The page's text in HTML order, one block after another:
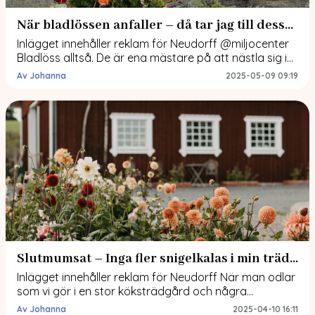
När bladlössen anfaller – då tar jag till dessa knep
Inlägget innehåller reklam för Neudorff @miljocenter
Bladlöss alltså. De är ena mästare på att nästla sig in
här och var. I vintras dök de upp på mina pelargoner
kunde veta att det fanns så mycket mumsigt att ge
sig på där ute i verkstaden vet jag […]
2025-05-09 09:19
Av Johanna
Slutmumsat – Inga fler snigelkalas i min trädgård.
Inlägget innehåller reklam för Neudorff När man odlar
som vi gör i en stor köksträdgård och några
åkerplättar här och var, lär man sig rätt kvickt att
2025-04-10 16:11
Av Johanna